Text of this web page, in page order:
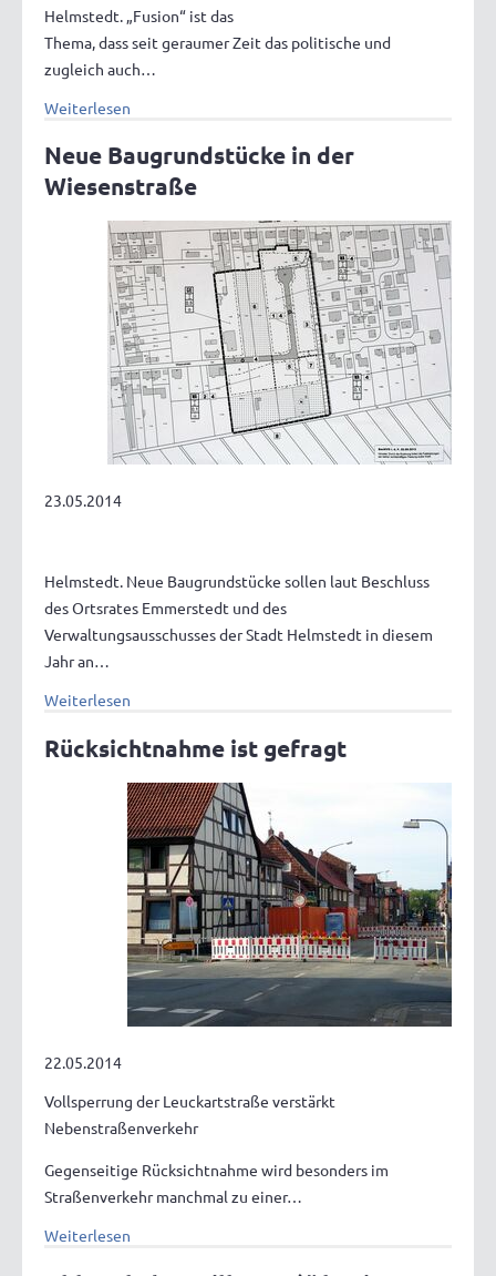
Helmstedt. „Fusion“ ist das
Thema, dass seit geraumer Zeit das politische und
zugleich auch…
Weiterlesen
Neue Baugrundstücke in der
Wiesenstraße
23.05.2014
Helmstedt. Neue Baugrundstücke sollen laut Beschluss
des Ortsrates Emmerstedt und des
Verwaltungsausschusses der Stadt Helmstedt in diesem
Jahr an…
Weiterlesen
Rücksichtnahme ist gefragt
22.05.2014
Vollsperrung der Leuckartstraße verstärkt
Nebenstraßenverkehr
Gegenseitige Rücksichtnahme wird besonders im
Straßenverkehr manchmal zu einer…
Weiterlesen